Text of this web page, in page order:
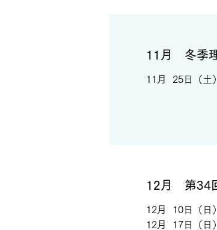
11月 冬季
11月 25日（土）
12月 第34
12月 10日（日
12月 17日（日